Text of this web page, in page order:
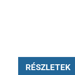
RÉSZLETEK